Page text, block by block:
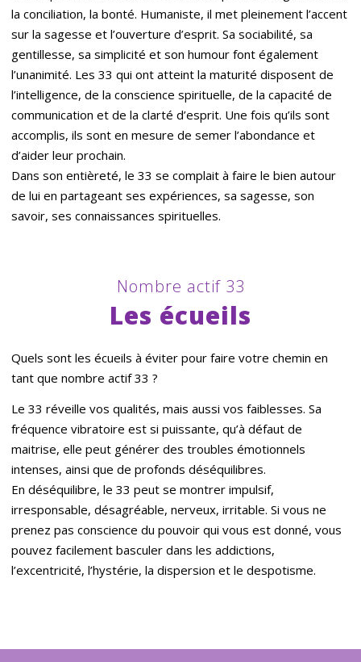
la conciliation, la bonté. Humaniste, il met pleinement l’accent
sur la sagesse et l’ouverture d’esprit. Sa sociabilité, sa
gentillesse, sa simplicité et son humour font également
l’unanimité. Les 33 qui ont atteint la maturité disposent de
l’intelligence, de la conscience spirituelle, de la capacité de
communication et de la clarté d’esprit. Une fois qu’ils sont
accomplis, ils sont en mesure de semer l’abondance et
d’aider leur prochain.
Dans son entièreté, le 33 se complait à faire le bien autour
de lui en partageant ses expériences, sa sagesse, son
savoir, ses connaissances spirituelles.
Nombre actif 33
Les écueils
Quels sont les écueils à éviter pour faire votre chemin en
tant que nombre actif 33 ?
Le 33 réveille vos qualités, mais aussi vos faiblesses. Sa
fréquence vibratoire est si puissante, qu’à défaut de
maitrise, elle peut générer des troubles émotionnels
intenses, ainsi que de profonds déséquilibres.
En déséquilibre, le 33 peut se montrer impulsif,
irresponsable, désagréable, nerveux, irritable. Si vous ne
prenez pas conscience du pouvoir qui vous est donné, vous
pouvez facilement basculer dans les addictions,
l’excentricité, l’hystérie, la dispersion et le despotisme.